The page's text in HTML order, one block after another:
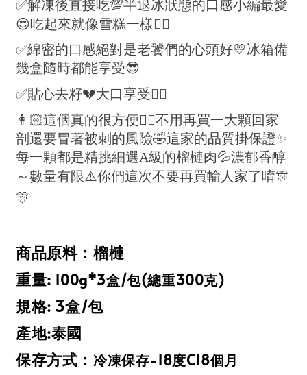
✅解凍後直接吃💯半退冰狀態的口感小編最愛
😍吃起來就像雪糕一樣👍🏻
✅綿密的口感絕對是老饕們的心頭好💛冰箱備
幾盒隨時都能享受😎
✅貼心去籽💔大口享受👍🏻
👩🏻這個真的很方便👍🏻不用再買一大顆回家
剖還要冒著被刺的風險🤣這家的品質掛保證✨
每一顆都是精挑細選A級的榴槤肉💦濃郁香醇
～數量有限⚠️你們這次不要再買輸人家了唷🎊
🎊
商品原料：榴槤
重量: 100g*3盒/包(總重300克)
規格: 3盒/包
產地:泰國
保存方式： 冷凍保存-18度C18個月